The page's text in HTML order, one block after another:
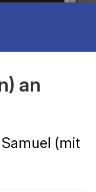
an
(mit